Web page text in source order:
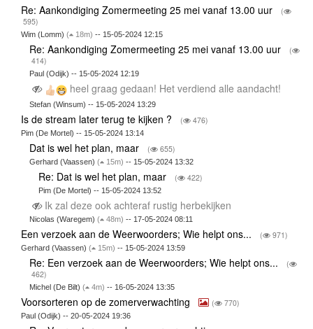
Re: Aankondiging Zomermeeting 25 mei vanaf 13.00 uur
(
595)
Wim (Lomm) ( 18m) -- 15-05-2024 12:15
Re: Aankondiging Zomermeeting 25 mei vanaf 13.00 uur
(
414)
Paul (Odijk) -- 15-05-2024 12:19
heel graag gedaan! Het verdiend alle aandacht!
Stefan (Winsum) -- 15-05-2024 13:29
Is de stream later terug te kijken ? ( 476)
Pim (De Mortel) -- 15-05-2024 13:14
Dat is wel het plan, maar ( 655)
Gerhard (Vaassen)( 15m) -- 15-05-2024 13:32
Re: Dat is wel het plan, maar ( 422)
Pim (De Mortel) -- 15-05-2024 13:52
Ik zal deze ook achteraf rustig herbekijken
Nicolas (Waregem)( 48m) -- 17-05-2024 08:11
Een verzoek aan de Weerwoorders; Wie helpt ons... ( 971)
Gerhard (Vaassen) ( 15m) -- 15-05-2024 13:59
Re: Een verzoek aan de Weerwoorders; Wie helpt ons...
(
462)
Michel (De Bilt)( 4m) -- 16-05-2024 13:35
Voorsorteren op de zomerverwachting ( 770)
Paul (Odijk) -- 20-05-2024 19:36